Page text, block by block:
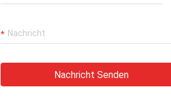
Nachricht Senden